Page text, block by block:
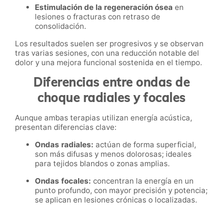
Estimulación de la regeneración ósea en
lesiones o fracturas con retraso de
consolidación.
Los resultados suelen ser progresivos y se observan
tras varias sesiones, con una reducción notable del
dolor y una mejora funcional sostenida en el tiempo.
Diferencias entre ondas de
choque radiales y focales
Aunque ambas terapias utilizan energía acústica,
presentan diferencias clave:
Ondas radiales: actúan de forma superficial,
son más difusas y menos dolorosas; ideales
para tejidos blandos o zonas amplias.
Ondas focales: concentran la energía en un
punto profundo, con mayor precisión y potencia;
se aplican en lesiones crónicas o localizadas.